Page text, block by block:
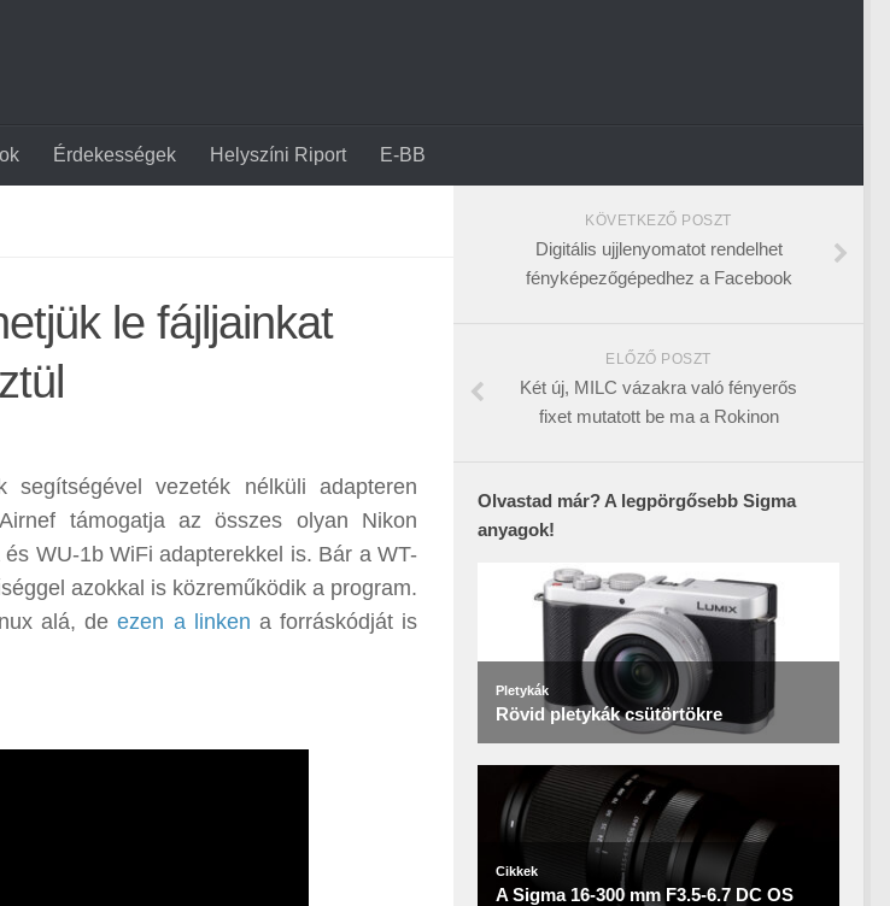
Érdekességek Helyszíni Riport E-BB
le fájljainkat
vezeték nélküli adapteren
támogatja az összes olyan Nikon
WU-1b WiFi adapterekkel is. Bár a WT-
azokkal is közreműködik a program.
alá, deezen a linken a forráskódját is
KÖVETKEZŐ POSZT
Digitális ujjlenyomatot rendelhet
fényképezőgépedhez a Facebook
ELŐZŐ POSZT
Két új, MILC vázakra való fényerős
fixet mutatott be ma a Rokinon
Olvastad már? A legpörgősebb Sigma
anyagok!